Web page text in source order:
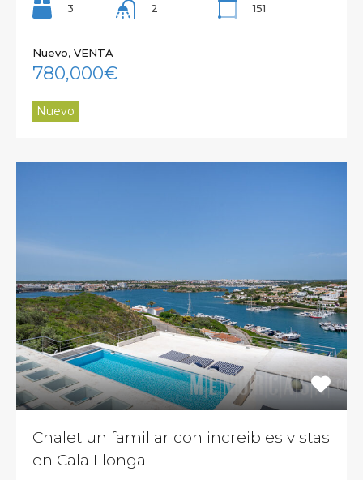
3
2
151
Nuevo, VENTA
780,000€
Nuevo
Chalet unifamiliar con increibles vistas
en Cala Llonga